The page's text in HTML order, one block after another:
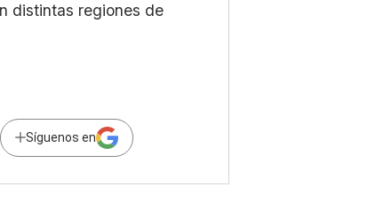
distintas regiones de
Síguenos en